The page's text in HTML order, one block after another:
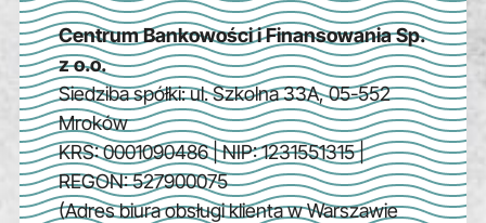
Centrum Bankowości i Finansowania Sp.
z o.o.
Siedziba spółki: ul. Szkolna 33A, 05-552
Mroków
KRS: 0001090486 | NIP: 1231551315 |
REGON: 527900075
(Adres biura obsługi klienta w Warszawie